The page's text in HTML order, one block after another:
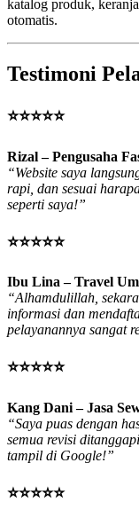
katalog produk,
otomatis.
Testimoni
⭐⭐⭐⭐⭐
Rizal – Pengusaha
“Website saya
rapi, dan sesuai
seperti saya!”
⭐⭐⭐⭐⭐
Ibu Lina – Travel
“Alhamdulillah,
informasi dan
pelayanannya sangat
⭐⭐⭐⭐⭐
Kang Dani – Jasa
“Saya puas dengan
semua revisi
tampil di Google!”
⭐⭐⭐⭐⭐